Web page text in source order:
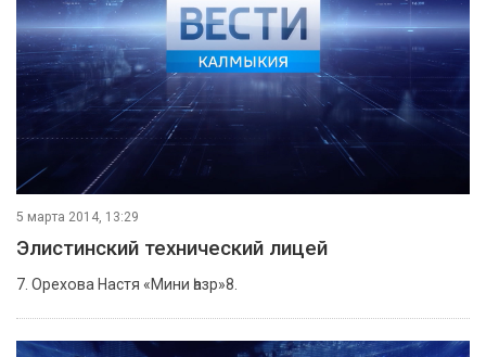
5 марта 2014, 13:29
Элистинский технический лицей
7. Орехова Настя «Мини һазр»8.